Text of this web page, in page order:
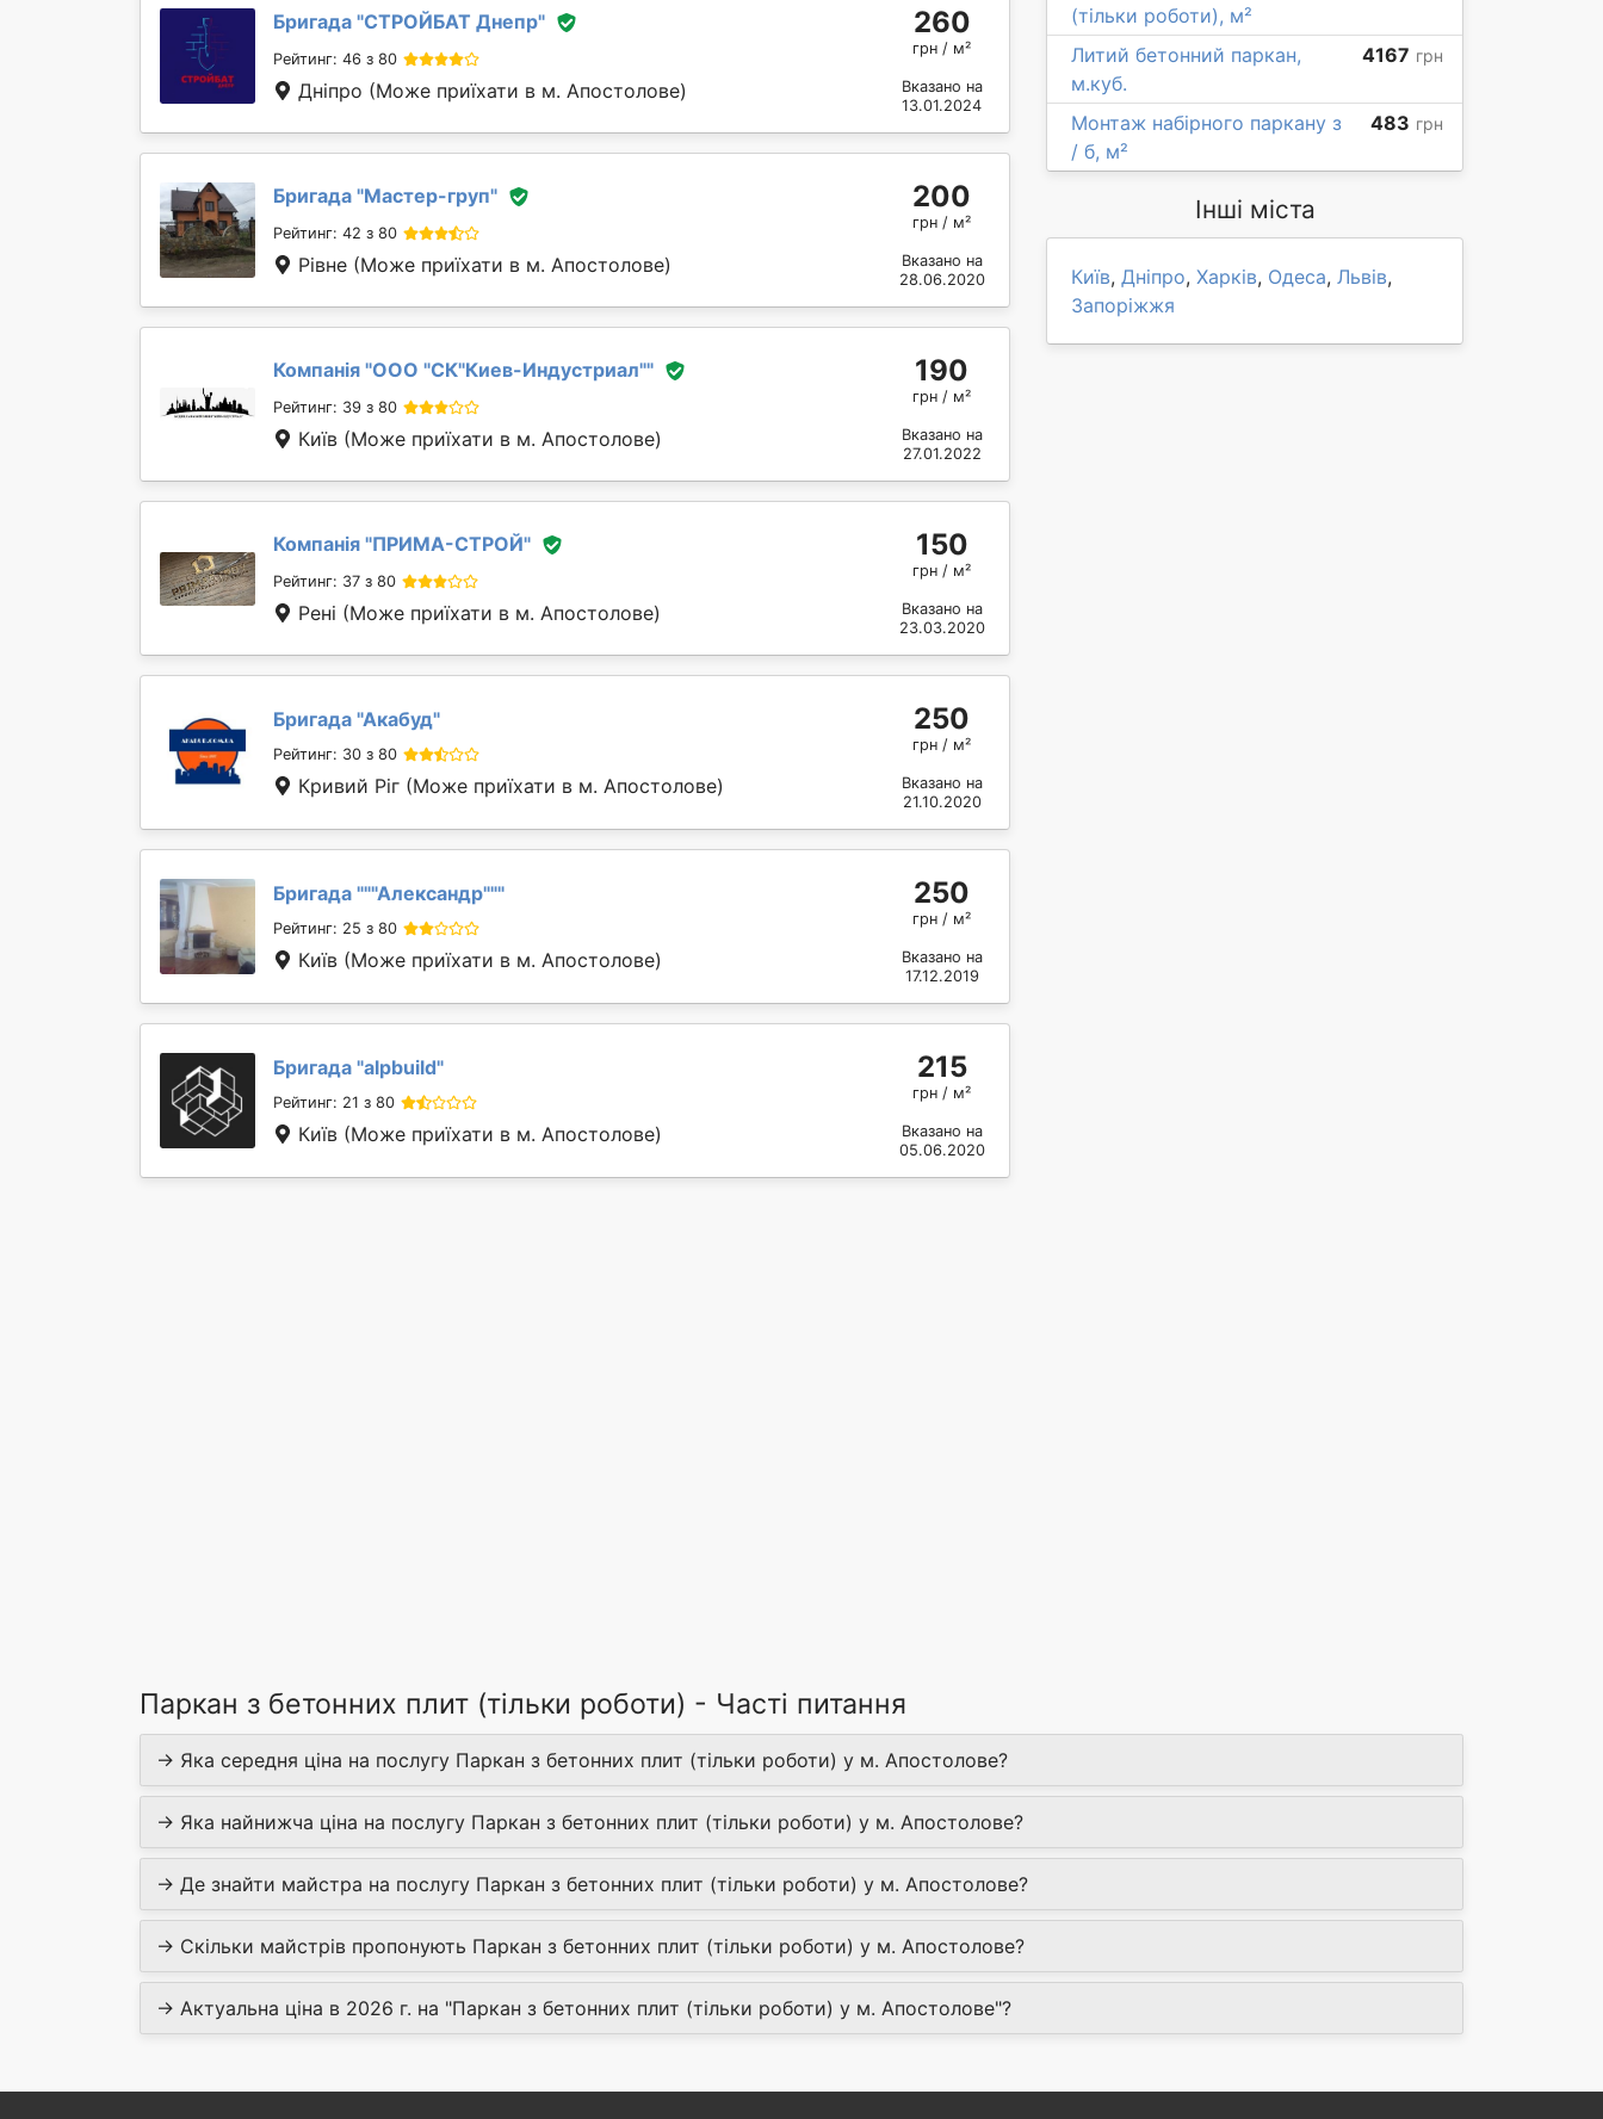
Бригада "СТРОЙБАТ Днепр"
Рейтинг: 46 з 80
Дніпро (Може приїхати в м. Апостолове)
260
грн / м²
Вказано на
13.01.2024
Бригада "Мастер-груп"
Рейтинг: 42 з 80
Рівне (Може приїхати в м. Апостолове)
200
грн / м²
Вказано на
28.06.2020
Компанія "ООО "СК"Киев-Индустриал""
Рейтинг: 39 з 80
Київ (Може приїхати в м. Апостолове)
190
грн / м²
Вказано на
27.01.2022
Компанія "ПРИМА-СТРОЙ"
Рейтинг: 37 з 80
Рені (Може приїхати в м. Апостолове)
150
грн / м²
Вказано на
23.03.2020
Бригада "Акабуд"
Рейтинг: 30 з 80
Кривий Ріг (Може приїхати в м. Апостолове)
250
грн / м²
Вказано на
21.10.2020
Бригада """Александр"""
Рейтинг: 25 з 80
Київ (Може приїхати в м. Апостолове)
250
грн / м²
Вказано на
17.12.2019
Бригада "alpbuild"
Рейтинг: 21 з 80
Київ (Може приїхати в м. Апостолове)
215
грн / м²
Вказано на
05.06.2020
(тільки роботи), м²
Литий бетонний паркан,
м.куб.
4167 грн
Монтаж набірного паркану з
/ б, м²
483 грн
Інші міста
Київ, Дніпро, Харків, Одеса, Львів,
Запоріжжя
Паркан з бетонних плит (тільки роботи) - Часті питання
→ Яка середня ціна на послугу Паркан з бетонних плит (тільки роботи) у м. Апостолове?
→ Яка найнижча ціна на послугу Паркан з бетонних плит (тільки роботи) у м. Апостолове?
→ Де знайти майстра на послугу Паркан з бетонних плит (тільки роботи) у м. Апостолове?
→ Скільки майстрів пропонують Паркан з бетонних плит (тільки роботи) у м. Апостолове?
→ Актуальна ціна в 2026 г. на "Паркан з бетонних плит (тільки роботи) у м. Апостолове"?